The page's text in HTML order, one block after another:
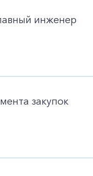
инженер
закупок